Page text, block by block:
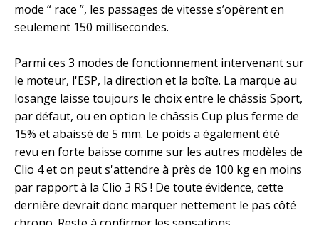
mode “ race ”, les passages de vitesse s’opèrent en
seulement 150 millisecondes.
Parmi ces 3 modes de fonctionnement intervenant sur
le moteur, l'ESP, la direction et la boîte. La marque au
losange laisse toujours le choix entre le châssis Sport,
par défaut, ou en option le châssis Cup plus ferme de
15% et abaissé de 5 mm. Le poids a également été
revu en forte baisse comme sur les autres modèles de
Clio 4 et on peut s'attendre à près de 100 kg en moins
par rapport à la Clio 3 RS ! De toute évidence, cette
dernière devrait donc marquer nettement le pas côté